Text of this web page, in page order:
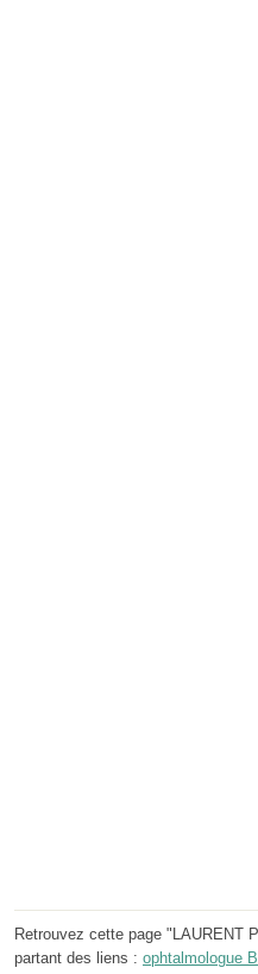
Retrouvez cette page "LAURENT
partant des liens : ophtalmologue